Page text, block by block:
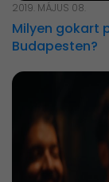
2019. MÁJUS 08.
Milyen gokart
Budapesten?